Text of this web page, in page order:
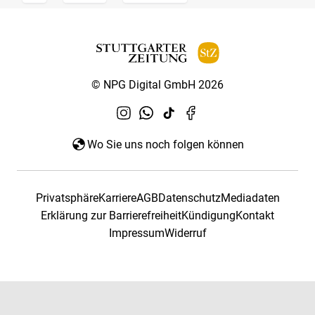
© NPG Digital GmbH 2026
Wo Sie uns noch folgen können
PrivatsphäreKarriereAGBDatenschutzMediadaten
Erklärung zur BarrierefreiheitKündigungKontakt
ImpressumWiderruf